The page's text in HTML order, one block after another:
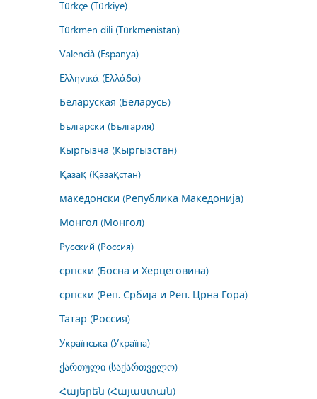
Türkçe (Türkiye)
Türkmen dili (Türkmenistan)
Valencià (Espanya)
Ελληνικά (Ελλάδα)
Беларуская (Беларусь)
Български (България)
Кыргызча (Кыргызстан)
Қазақ (Қазақстан)
македонски (Република Македонија)
Монгол (Монгол)
Русский (Россия)
српски (Босна и Херцеговина)
српски (Реп. Србија и Реп. Црна Гора)
Татар (Россия)
Українська (Україна)
ქართული (საქართველო)
Հայերեն (Հայաստան)